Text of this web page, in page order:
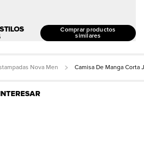
Comprar productos
similares
Nova Men Camisa De Manga Corta